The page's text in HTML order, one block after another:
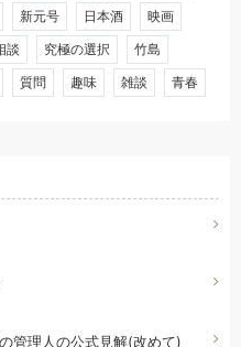
新元号 日本酒
映画
談 究極の選択
竹島
質問 趣味 雑談 青春
管理人の公式見解(改めて)